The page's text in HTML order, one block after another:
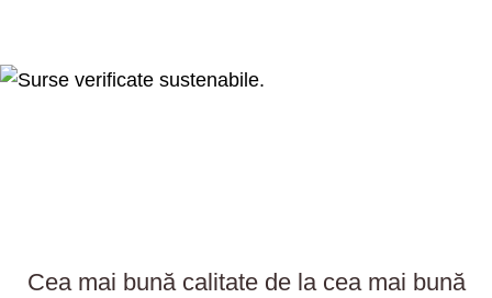
Cea mai bună calitate de la cea mai bună